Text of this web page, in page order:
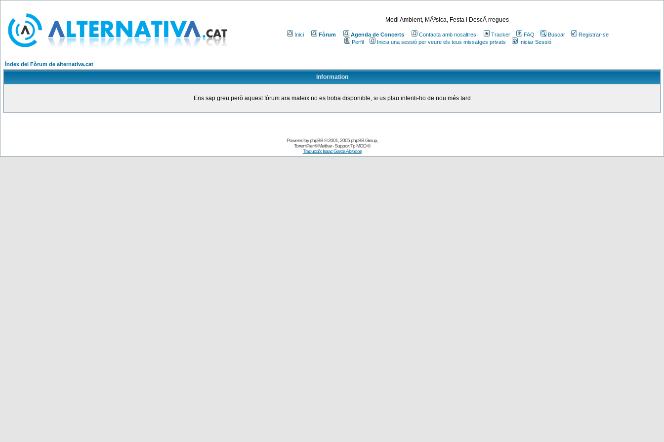
Medi Ambient, MÃºsica, Festa i DescÃ rregues
Inici Fòrum Agenda de Concerts Contacta amb nosaltres Tracker FAQ Buscar
Registrar-se
Perfil
Inicia una sessió per veure els teus missatges privats Iniciar Sessió
Índex del Fòrum de alternativa.cat
Information
Ens sap greu però aquest fòrum ara mateix no es troba disponible, si us plau intenti-ho de nou més tard
Powered byphpBB© 2001, 2005 phpBB Group,
TorrentPier© Meithar - SupportTp MOD©
Traducció: Isaac Garcia Abrodos